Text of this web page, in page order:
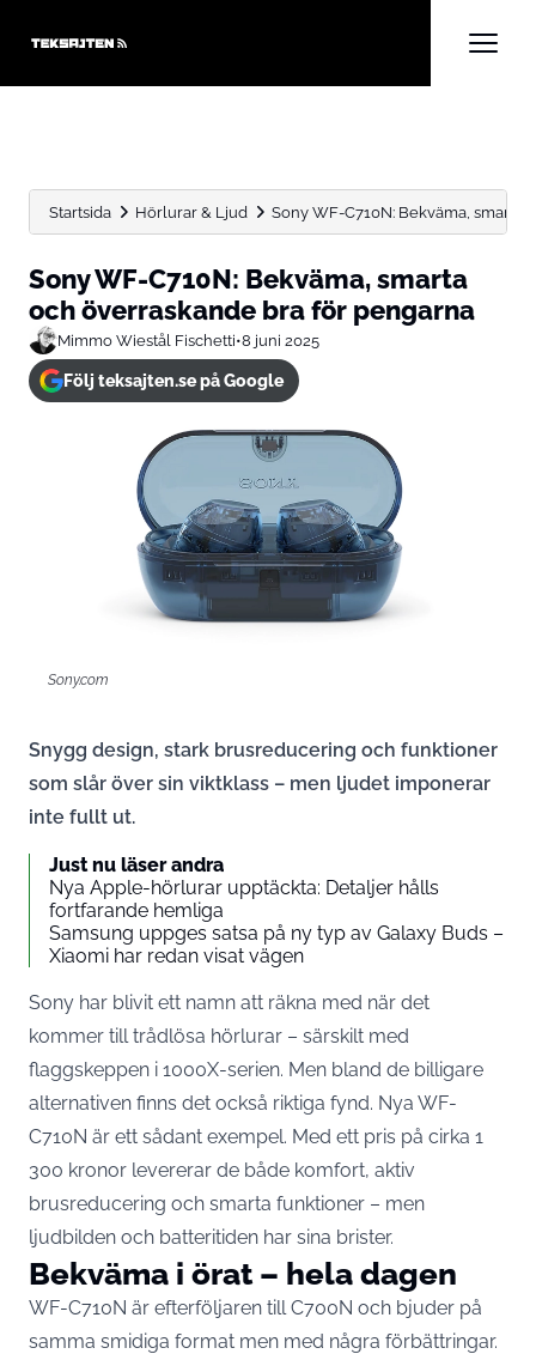
Startsida Hörlurar & Ljud Sony WF-C710N: Bekväma,
Sony WF-C710N: Bekväma, smarta
och överraskande bra för pengarna
Mimmo Wiestål Fischetti•8 juni 2025
Följ teksajten.se på Google
Sony.com
Snygg design, stark brusreducering och funktioner
som slår över sin viktklass – men ljudet imponerar
inte fullt ut.
Just nu läser andra
Nya Apple-hörlurar upptäckta: Detaljer hålls
fortfarande hemliga
Samsung uppges satsa på ny typ av Galaxy Buds –
Xiaomi har redan visat vägen
Sony har blivit ett namn att räkna med när det
kommer till trådlösa hörlurar – särskilt med
flaggskeppen i 1000X-serien. Men bland de billigare
alternativen finns det också riktiga fynd. Nya WF-
C710N är ett sådant exempel. Med ett pris på cirka 1
300 kronor levererar de både komfort, aktiv
brusreducering och smarta funktioner – men
ljudbilden och batteritiden har sina brister.
Bekväma i örat – hela dagen
WF-C710N är efterföljaren till C700N och bjuder på
samma smidiga format men med några förbättringar.